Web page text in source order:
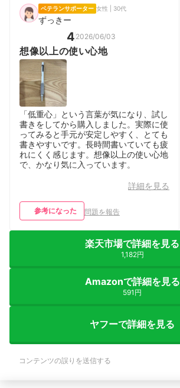
ベテランサポーター 女性 | 30代
ずっきー
4 2026/06/03
想像以上の使い心地
「低重心」という言葉が気になり、試し
書きをしてから購入しました。実際に使
ってみると手元が安定しやすく、とても
書きやすいです。長時間書いていても疲
れにくく感じます。想像以上の使い心地
で、かなり気に入っています。
詳細を見る
参考になった 問題を報告
楽天市場で詳細を見る
1,182円
Amazonで詳細を見る
591円
ヤフーで詳細を見る
コンテンツの誤りを送信する